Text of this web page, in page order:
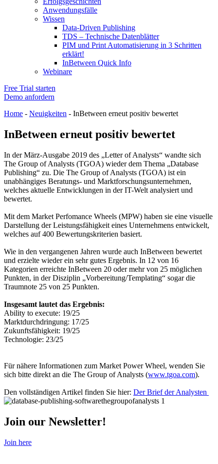
Anwendungsfälle
Wissen
Data-Driven Publishing
TDS – Technische Datenblätter
PIM und Print Automatisierung in 3 Schritten
erklärt!
InBetween Quick Info
Webinare
Free Trial starten
Demo anfordern
Home - Neuigkeiten - InBetween erneut positiv bewertet
InBetween erneut positiv bewertet
In der März-Ausgabe 2019 des „Letter of Analysts“ wandte sich
The Group of Analysts (TGOA) wieder dem Thema „Database
Publishing“ zu. Die The Group of Analysts (TGOA) ist ein
unabhängiges Beratungs- und Marktforschungsunternehmen,
welches aktuelle Entwicklungen in der IT-Welt analysiert und
bewertet.
Mit dem Market Perfomance Wheels (MPW) haben sie eine visuelle
Darstellung der Leistungsfähigkeit eines Unternehmens entwickelt,
welches auf 400 Bewertungskriterien basiert.
Wie in den vergangenen Jahren wurde auch InBetween bewertet
und erzielte wieder ein sehr gutes Ergebnis. In 12 von 16
Kategorien erreichte InBetween 20 oder mehr von 25 möglichen
Punkten, in der Disziplin „Vorbereitung/Templating“ sogar die
Traumnote 25 von 25 Punkten.
Insgesamt lautet das Ergebnis:
Ability to execute: 19/25
Marktdurchdringung: 17/25
Zukunftsfähigkeit: 19/25
Technologie: 23/25
Für nähere Informationen zum Market Power Wheel, wenden Sie
sich bitte direkt an die The Group of Analysts (www.tgoa.com).
Den vollständigen Artikel finden Sie hier: Der Brief der Analysten
Join our Newsletter!
Join here